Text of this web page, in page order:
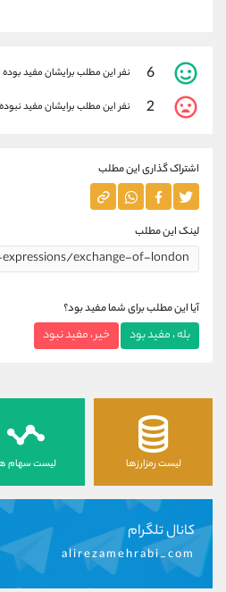
6 نفر این مطلب برایشان مفید
2 نفر این مطلب برایشان مفید
اشتراک گذاری این مطلب
لینک این مطلب
آیا این مطلب برای شما مفید بود؟
بله ، مفید بود خیر ، مفید نبود
لیست رمزارزها لیست سهام
کانال تلگرام
alirezamehrabi_com